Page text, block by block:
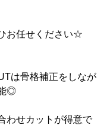
お任せください☆
は骨格補正をしなが
◎
わせカットが得意で